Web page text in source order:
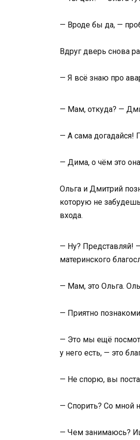
— Вроде бы да, —
Вдруг дверь снова
— Я всё знаю про
— Мам, откуда? —
— А сама догадайся!
— Дима, о чём это
Ольга и Дмитрий
которую не
входа.
— Ну? Представляй!
материнского
— Мам, это Ольга.
— Приятно
— Это мы ещё
у него есть, — это
— Не спорю, вы
— Спорить? Со мной
— Чем занимаюсь?